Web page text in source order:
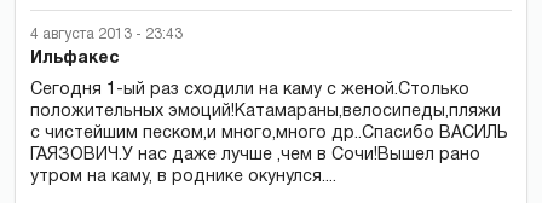
4 августа 2013 - 23:43
Ильфакес
Сегодня 1-ый раз сходили на каму с женой.Столько
положительных эмоций!Катамараны,велосипеды,пляжи
с чистейшим песком,и много,много др..Спасибо ВАСИЛЬ
ГАЯЗОВИЧ.У нас даже лучше ,чем в Сочи!Вышел рано
утром на каму, в роднике окунулся....